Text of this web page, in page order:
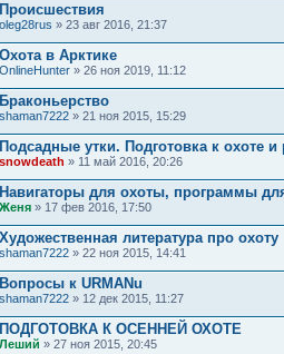
Происшествия
oleg28rus » 23 авг 2016, 21:37
Охота в Арктике
OnlineHunter » 26 ноя 2019, 11:12
Браконьерство
shaman7222 » 21 ноя 2015, 15:29
Подсадные утки. Подготовка к охоте и
snowdeath » 11 май 2016, 20:26
Навигаторы для охоты, программы
Женя » 17 фев 2016, 17:50
Художественная литература про охоту
shaman7222 » 22 ноя 2015, 14:41
Вопросы к URMANu
shaman7222 » 12 дек 2015, 11:27
ПОДГОТОВКА К ОСЕННЕЙ ОХОТЕ
Леший » 27 ноя 2015, 20:45